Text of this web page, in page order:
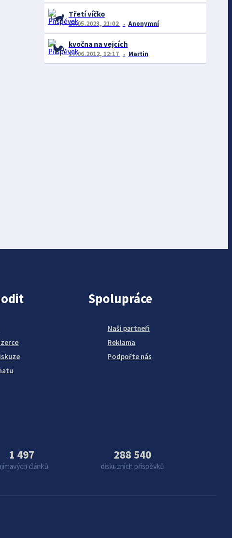
Třetí víčko
27.05.2023, 21:02 Anonymní
kvočna na vejcích
17.06.2012, 12:17 Martin
Spolupráce
Naši partneři
Reklama
Podpořte nás
1 497
článků
288 540
diskuzních příspěvků